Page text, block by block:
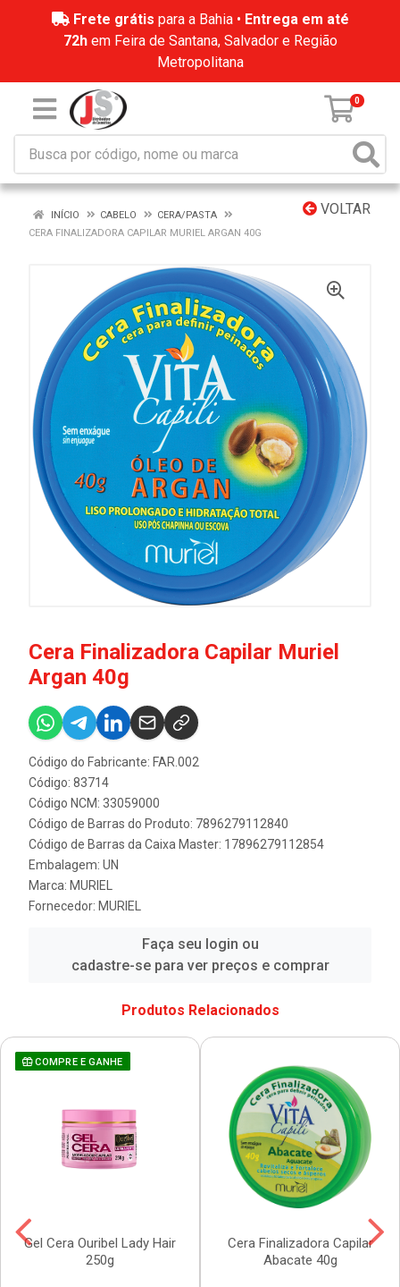
Frete grátis para a Bahia • Entrega em até
72hem Feira de Santana, Salvador e Região
Metropolitana
0
VOLTAR
INÍCIO CABELO
CERA/PASTA
CERA FINALIZADORA CAPILAR MURIEL ARGAN 40G
Cera Finalizadora Capilar Muriel
Argan 40g
Código do Fabricante: FAR.002
Código: 83714
Código NCM: 33059000
Código de Barras do Produto: 7896279112840
Código de Barras da Caixa Master: 17896279112854
Embalagem: UN
Marca: MURIEL
Fornecedor: MURIEL
Faça seu login ou
cadastre-se para ver preços e comprar
Produtos Relacionados
COMPRE E GANHE
Gel Cera Ouribel Lady Hair
250g
Cera Finalizadora Capilar
Abacate 40g